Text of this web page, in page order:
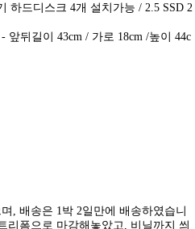
하드디스크 4개 설치가능 / 2.5 SSD 2
앞뒤길이 43cm / 가로 18cm /높이 44c
, 배송은 1박 2일만에 배송하였습니
리폼으로 마감해놓았고, 비닐까지 씌